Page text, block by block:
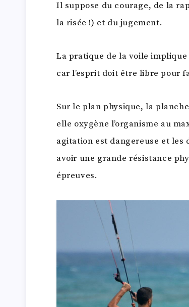
Il suppose du courage, de la
la risée !) et du jugement.
La pratique de la voile implique
car l’esprit doit être libre pour
Sur le plan physique, la
elle oxygène l’organisme au
agitation est dangereuse et
avoir une grande résistance
épreuves.